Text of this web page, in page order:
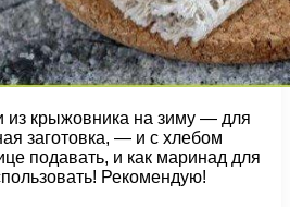
из крыжовника на зиму — для
заготовка, — и с хлебом
подавать, и как маринад для
Рекомендую!